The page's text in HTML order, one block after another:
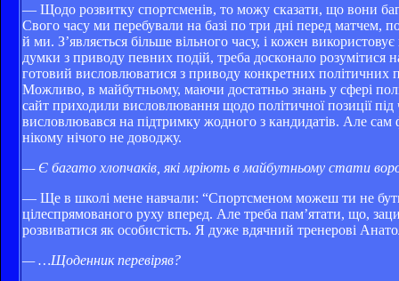
— Щодо розвитку спортсменів, то можу сказати, що вони
Свого часу ми перебували на базі по три дні перед матчем,
й ми. З’являється більше вільного часу, і кожен
думки з приводу певних подій, треба досконало розумітися
готовий висловлюватися з приводу конкретних політичних
Можливо, в майбутньому, маючи достатньо знань у сфері
сайт приходили висловлювання щодо політичної позиції
висловлювався на підтримку жодного з кандидатів. Але
нікому нічого не доводжу.
— Є багато хлопчаків, які мріють в майбутньому стати
— Ще в школі мене навчали: “Спортсменом можеш ти не
цілеспрямованого руху вперед. Але треба пам’ятати, що,
розвиватися як особистість. Я дуже вдячний тренерові
— …Щоденник перевіряв?